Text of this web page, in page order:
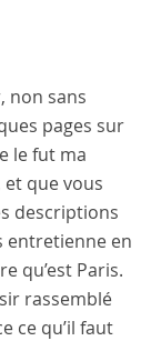
non sans
pages sur
le fut ma
que vous
descriptions
entretienne en
qu’est Paris.
rassemblé
ce qu’il faut